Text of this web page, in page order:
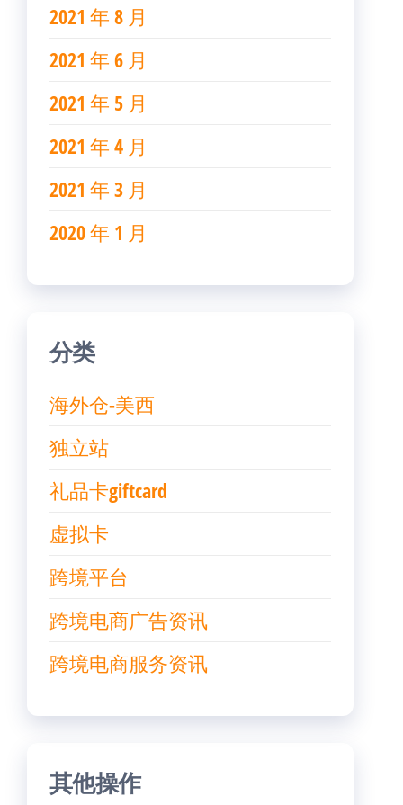
2021 年 8 月
2021 年 6 月
2021 年 5 月
2021 年 4 月
2021 年 3 月
2020 年 1 月
分类
海外仓-美西
独立站
礼品卡giftcard
虚拟卡
跨境平台
跨境电商广告资讯
跨境电商服务资讯
其他操作